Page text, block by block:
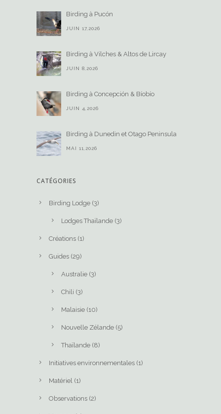
Birding à Pucón
JUIN 17,2026
Birding à Vilches & Altos de Lircay
JUIN 8,2026
Birding à Concepción & Bíobío
JUIN 4,2026
Birding à Dunedin et Otago Peninsula
MAI 11,2026
CATÉGORIES
Birding Lodge (3)
Lodges Thaïlande (3)
Créations (1)
Guides (29)
Australie (3)
Chili (3)
Malaisie (10)
Nouvelle Zélande (5)
Thaïlande (8)
Initiatives environnementales (1)
Matériel (1)
Observations (2)